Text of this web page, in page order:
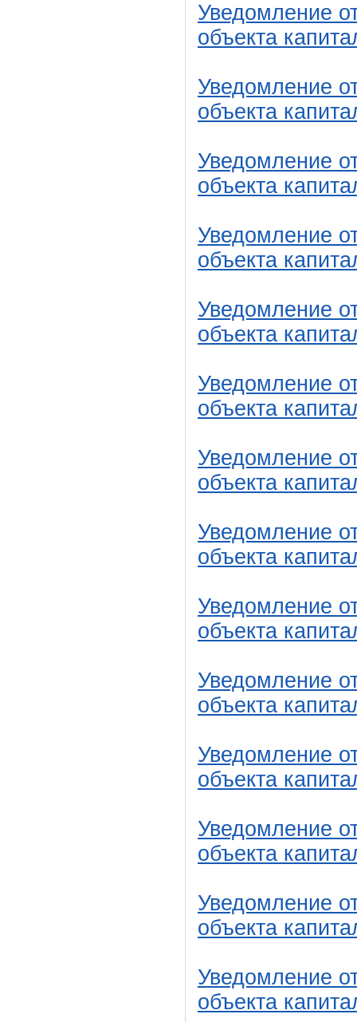
Уведомление
объекта
Уведомление
объекта
Уведомление
объекта
Уведомление
объекта
Уведомление
объекта
Уведомление
объекта
Уведомление
объекта
Уведомление
объекта
Уведомление
объекта
Уведомление
объекта
Уведомление
объекта
Уведомление
объекта
Уведомление
объекта
Уведомление
объекта